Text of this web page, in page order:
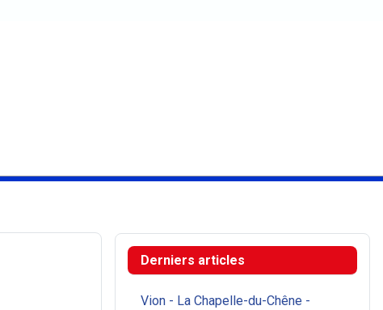
Derniers articles
Vion - La Chapelle-du-Chêne -